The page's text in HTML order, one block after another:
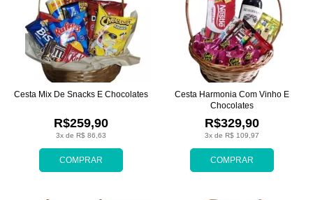
COMPRAR
3x de R$ 86,63
R$259,90
Cesta Mix De Snacks E Chocolates
COMPRAR
3x de R$ 109,97
R$329,90
Cesta Harmonia Com Vinho E
Chocolates